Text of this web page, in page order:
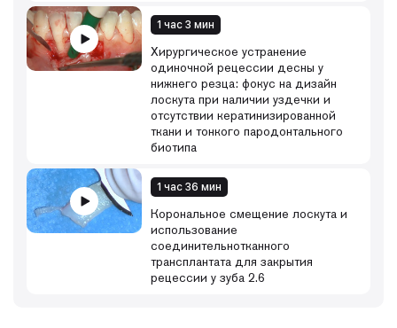
1 час 3 мин
Хирургическое устранение
одиночной рецессии десны у
нижнего резца: фокус на дизайн
лоскута при наличии уздечки и
отсутствии кератинизированной
ткани и тонкого пародонтального
биотипа
1 час 36 мин
Корональное смещение лоскута и
использование
соединительнотканного
трансплантата для закрытия
рецессии у зуба 2.6